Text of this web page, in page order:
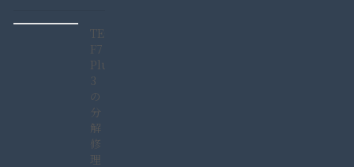
TECLAST
F7
Plus
3
の
分
解
修
理